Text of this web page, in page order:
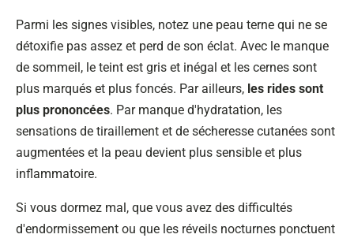
Parmi les signes visibles, notez une peau terne qui ne se
détoxifie pas assez et perd de son éclat. Avec le manque
de sommeil, le teint est gris et inégal et les cernes sont
plus marqués et plus foncés. Par ailleurs, les rides sont
plus prononcées. Par manque d'hydratation, les
sensations de tiraillement et de sécheresse cutanées sont
augmentées et la peau devient plus sensible et plus
inflammatoire.
Si vous dormez mal, que vous avez des difficultés
d'endormissement ou que les réveils nocturnes ponctuent